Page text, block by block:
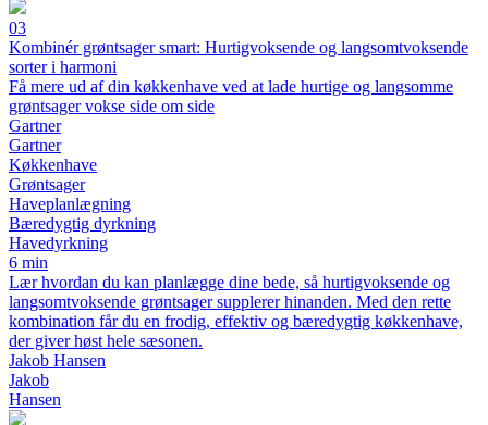
03
Kombinér grøntsager smart: Hurtigvoksende og langsomtvoksende
sorter i harmoni
Få mere ud af din køkkenhave ved at lade hurtige og langsomme
grøntsager vokse side om side
Gartner
Gartner
Køkkenhave
Grøntsager
Haveplanlægning
Bæredygtig dyrkning
Havedyrkning
6 min
Lær hvordan du kan planlægge dine bede, så hurtigvoksende og
langsomtvoksende grøntsager supplerer hinanden. Med den rette
kombination får du en frodig, effektiv og bæredygtig køkkenhave,
der giver høst hele sæsonen.
Jakob Hansen
Jakob
Hansen